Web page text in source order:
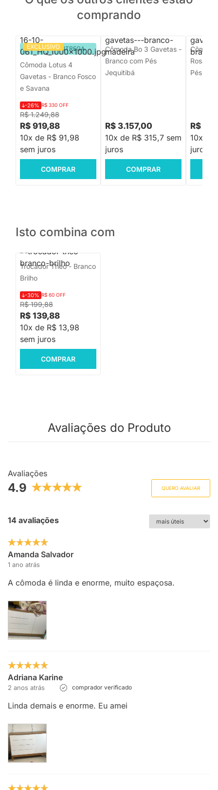
comprando
EXCLUSIVO
PRONTA ENTREGA
Cômoda Lotus 4
Gavetas - Branco Fosco
e Savana
R$ 1.249,88
-26% R$ 330 OFF
R$ 919,88
10x de R$ 91,98
sem juros
COMPRAR
Cômoda Bo 3 Gavetas -
Branco com Pés
Jequitibá
R$ 3.157,00
10x de R$ 315,7 sem
juros
COMPRAR
Rosa
Pés
R$
10x de
juros
Isto combina com
Trocador Theo - Branco
Brilho
R$ 199,88
-30% R$ 60 OFF
R$ 139,88
10x de R$ 13,98
sem juros
COMPRAR
Avaliações do Produto
Avaliações
4.9 QUERO AVALIAR
14 avaliações
Amanda Salvador
1 ano atrás
A cômoda é linda e enorme, muito espaçosa.
Adriana Karine
2 anos atrás comprador verificado
Linda demais e enorme. Eu amei